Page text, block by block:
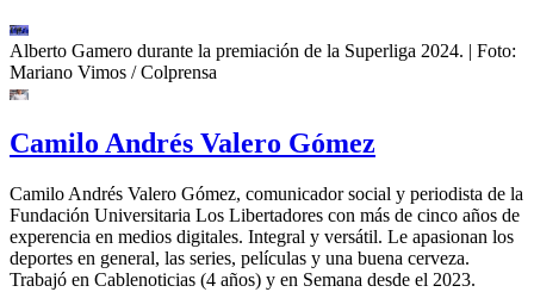
Alberto Gamero durante la premiación de la Superliga 2024. | Foto:
Mariano Vimos / Colprensa
Camilo Andrés Valero Gómez
Camilo Andrés Valero Gómez, comunicador social y periodista de la
Fundación Universitaria Los Libertadores con más de cinco años de
experencia en medios digitales. Integral y versátil. Le apasionan los
deportes en general, las series, películas y una buena cerveza.
Trabajó en Cablenoticias (4 años) y en Semana desde el 2023.